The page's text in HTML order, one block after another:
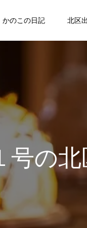
かのこの日記 北区
号の